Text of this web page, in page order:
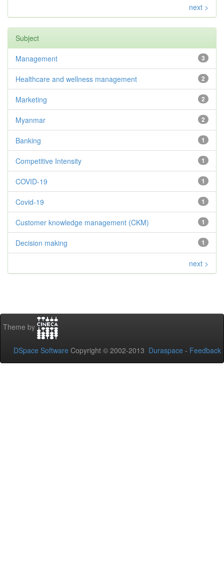
next >
Subject
3
Management
2
Healthcare and wellness management
2
Marketing
2
Myanmar
1
Banking
1
Competitive Intensity
1
COVID-19
1
Covid-19
1
Customer knowledge management (CKM)
1
Decision making
next >
Theme by
DSpace Software Copyright © 2002-2013 Duraspace - Feedback